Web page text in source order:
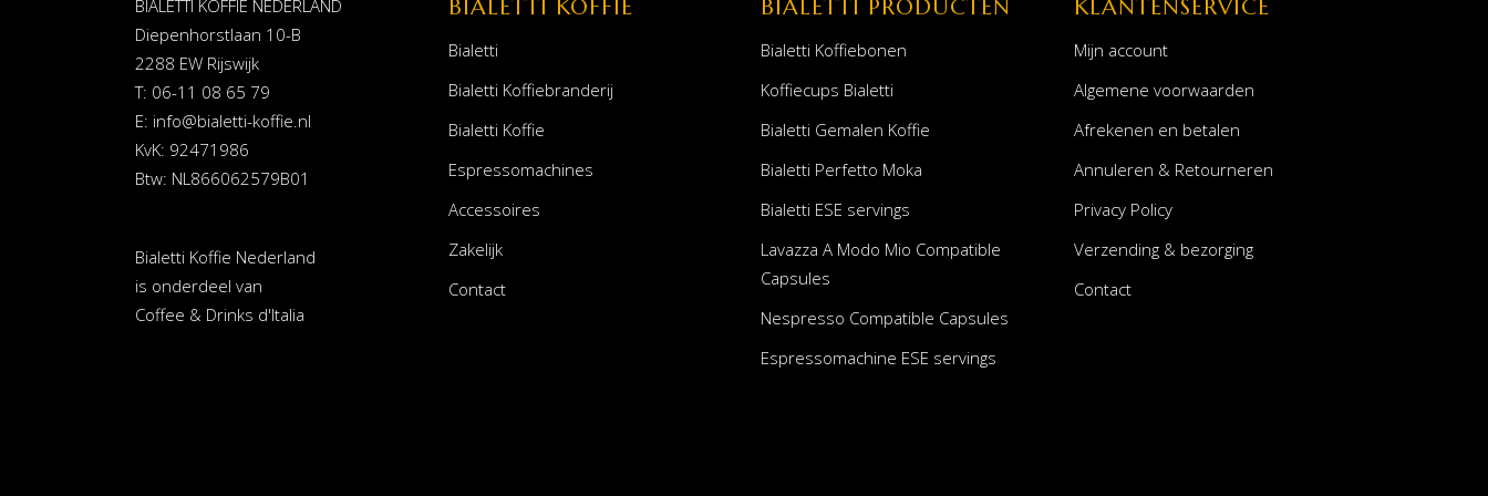
BIALETTI KOFFIE NEDERLAND
Diepenhorstlaan 10-B
2288 EW Rijswijk
T: 06-11 08 65 79
E: info@bialetti-koffie.nl
KvK: 92471986
Btw: NL866062579B01
Bialetti Koffie Nederland
is onderdeel van
Coffee & Drinks d'Italia
BIALETTI KOFFIE
Bialetti
Bialetti Koffiebranderij
Bialetti Koffie
Espressomachines
Accessoires
Zakelijk
Contact
BIALETTI PRODUCTEN
Bialetti Koffiebonen
Koffiecups Bialetti
Bialetti Gemalen Koffie
Bialetti Perfetto Moka
Bialetti ESE servings
Lavazza A Modo Mio Compatible
Capsules
Nespresso Compatible Capsules
Espressomachine ESE servings
KLANTENSERVICE
Mijn account
Algemene voorwaarden
Afrekenen en betalen
Annuleren & Retourneren
Privacy Policy
Verzending & bezorging
Contact